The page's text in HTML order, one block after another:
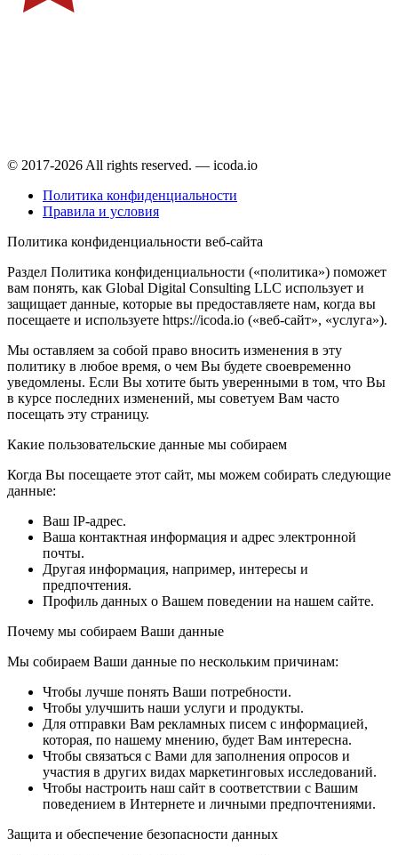
© 2017-2026 All rights reserved. — icoda.io
Политика конфиденциальности
Правила и условия
Политика конфиденциальности веб-сайта
Раздел Политика конфиденциальности («политика») поможет
вам понять, как Global Digital Consulting LLC использует и
защищает данные, которые вы предоставляете нам, когда вы
посещаете и используете https://icoda.io («веб-сайт», «услуга»).
Мы оставляем за собой право вносить изменения в эту
политику в любое время, о чем Вы будете своевременно
уведомлены. Если Вы хотите быть уверенными в том, что Вы
в курсе последних изменений, мы советуем Вам часто
посещать эту страницу.
Какие пользовательские данные мы собираем
Когда Вы посещаете этот сайт, мы можем собирать следующие
данные:
Ваш IP-адрес.
Ваша контактная информация и адрес электронной
почты.
Другая информация, например, интересы и
предпочтения.
Профиль данных о Вашем поведении на нашем сайте.
Почему мы собираем Ваши данные
Мы собираем Ваши данные по нескольким причинам:
Чтобы лучше понять Ваши потребности.
Чтобы улучшить наши услуги и продукты.
Для отправки Вам рекламных писем с информацией,
которая, по нашему мнению, будет Вам интересна.
Чтобы связаться с Вами для заполнения опросов и
участия в других видах маркетинговых исследований.
Чтобы настроить наш сайт в соответствии с Вашим
поведением в Интернете и личными предпочтениями.
Защита и обеспечение безопасности данных